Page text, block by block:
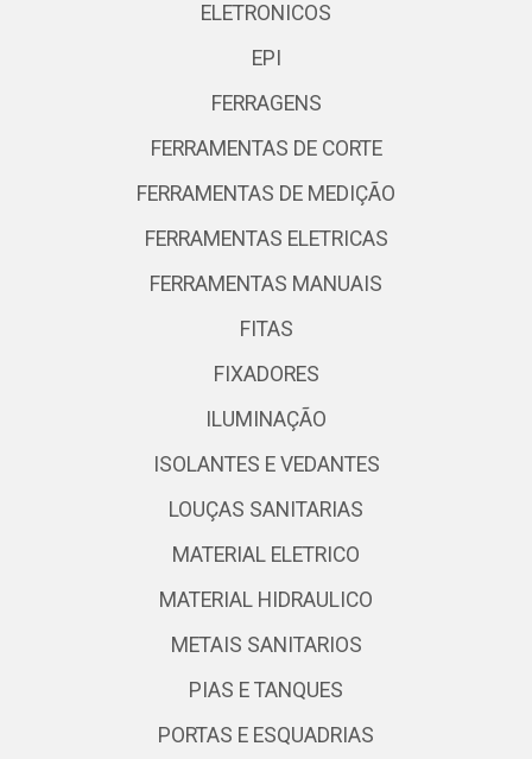
ELETRONICOS
EPI
FERRAGENS
FERRAMENTAS DE CORTE
FERRAMENTAS DE MEDIÇÃO
FERRAMENTAS ELETRICAS
FERRAMENTAS MANUAIS
FITAS
FIXADORES
ILUMINAÇÃO
ISOLANTES E VEDANTES
LOUÇAS SANITARIAS
MATERIAL ELETRICO
MATERIAL HIDRAULICO
METAIS SANITARIOS
PIAS E TANQUES
PORTAS E ESQUADRIAS